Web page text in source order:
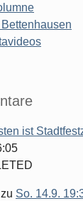
ist
zu So. 14.9.